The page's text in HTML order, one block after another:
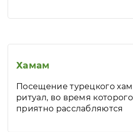
Хамам
Посещение турецкого
ритуал, во время
приятно расслабляются